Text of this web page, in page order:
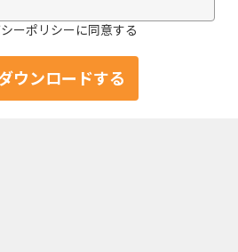
ーポリシーに同意する
ウンロードする